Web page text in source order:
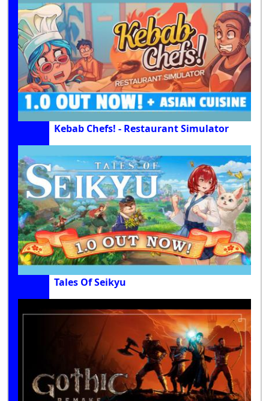
Kebab Chefs! - Restaurant Simulator
Tales Of Seikyu